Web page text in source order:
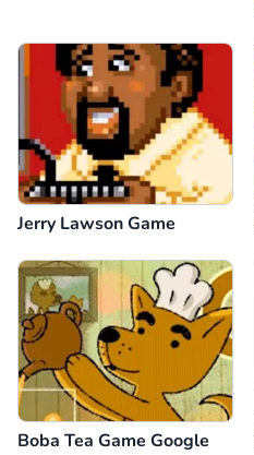
Jerry Lawson Game
Boba Tea Game Google